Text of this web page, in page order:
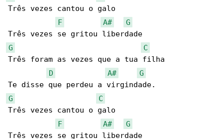
Três vezes cantou o galo
F
A#
G
G
C
Três foram as vezes que a tua filha
D
A#
G
G
C
Três vezes cantou o galo
F
A#
G